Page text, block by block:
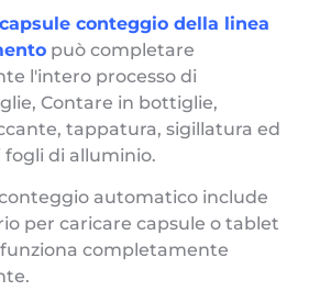
conteggio della linea
può completare
l'intero processo di
Contare in bottiglie,
tappatura, sigillatura ed
di alluminio.
automatico include
per caricare capsule o tablet
completamente